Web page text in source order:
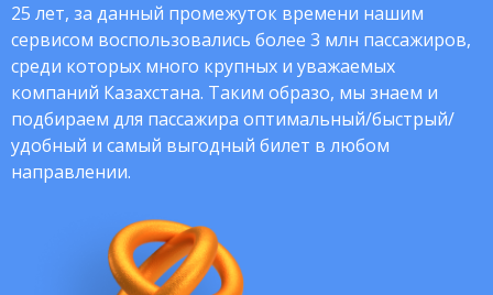
25 лет, за данный промежуток времени нашим
сервисом воспользовались более 3 млн пассажиров,
среди которых много крупных и уважаемых
компаний Казахстана. Таким образо, мы знаем и
подбираем для пассажира оптимальный/быстрый/
удобный и самый выгодный билет в любом
направлении.